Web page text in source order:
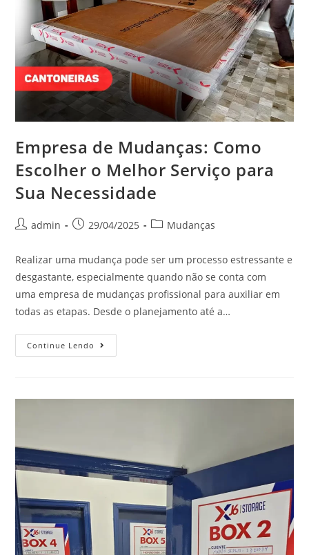
Empresa de Mudanças: Como
Escolher o Melhor Serviço para
Sua Necessidade
admin 29/04/2025 Mudanças
Realizar uma mudança pode ser um processo estressante e
desgastante, especialmente quando não se conta com
uma empresa de mudanças profissional para auxiliar em
todas as etapas. Desde o planejamento até a…
Continue Lendo